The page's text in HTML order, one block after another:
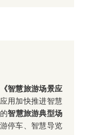
《智慧旅游场景应
用加快推进智慧
智慧旅游典型场
停车、智慧导览